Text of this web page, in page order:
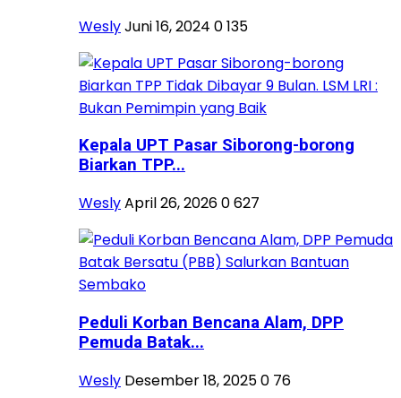
WeslyJuni 16, 2024 0135
Kepala UPT Pasar Siborong-borong
Biarkan TPP...
WeslyApril 26, 20260627
Peduli Korban Bencana Alam, DPP
Pemuda Batak...
Wesly Desember 18, 20250 76